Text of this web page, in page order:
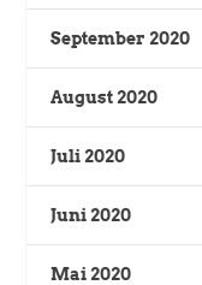
September 2020
August 2020
Juli 2020
Juni 2020
Mai 2020